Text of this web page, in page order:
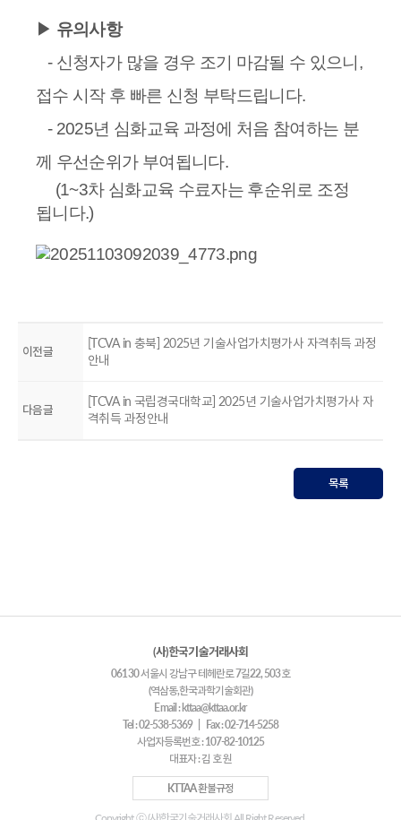
▶ 유의사항
- 신청자가 많을 경우 조기 마감될 수 있으니,
접수 시작 후 빠른 신청 부탁드립니다.
- 2025년 심화교육 과정에 처음 참여하는 분
께 우선순위가 부여됩니다.
(1~3차 심화교육 수료자는 후순위로 조정
됩니다.)
이전글
[TCVA in 충북] 2025년 기술사업가치평가사 자격취득 과정
안내
다음글
[TCVA in 국립경국대학교] 2025년 기술사업가치평가사 자
격취득 과정안내
목록
(사)한국기술거래사회
06130 서울시 강남구 테헤란로 7길22, 503호
(역삼동,한국과학기술회관)
Email : kttaa@kttaa.or.kr
Tel : 02-538-5369 | Fax : 02-714-5258
사업자등록번호 : 107-82-10125
대표자 : 김 호 원
KTTAA 환불규정